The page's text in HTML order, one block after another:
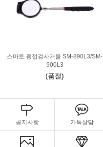
스마토 용접검사거울 SM-890L3/SM-
900L3
(품절)
공지사항 카톡상담